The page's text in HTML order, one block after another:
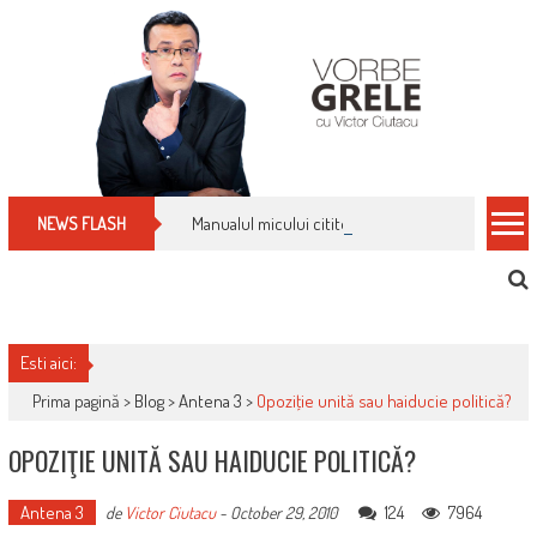
NEWS FLASH Manualul micului cititor de facturi: nu plăti
Esti aici:
Prima pagină > Blog>Antena 3 > Opoziţie unită sau haiducie politică?
OPOZIŢIE UNITĂ SAU HAIDUCIE POLITICĂ?
Antena 3 de Victor Ciutacu- October 29, 2010 124 7964